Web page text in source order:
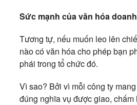
Sức mạnh của văn hóa
Tương tự, nếu muốn leo lên
nào có văn hóa cho phép bạn
phái trong tổ chức đó.
Vì sao? Bởi vì mỗi công ty
đúng nghĩa vụ được giao, chấm